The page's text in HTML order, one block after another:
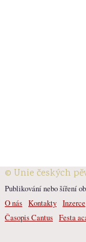
© Unie českých
Publikování nebo šíření
O nás Kontakty Inzerce
Časopis Cantus Festa